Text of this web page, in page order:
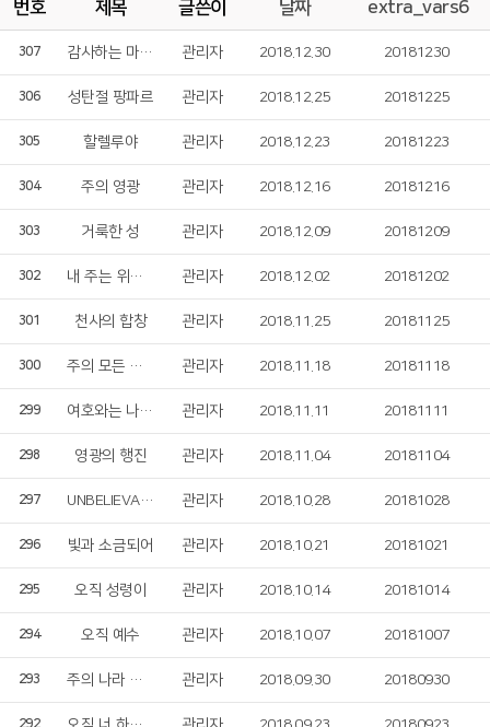
번호 제목 글쓴이 날짜 extra_vars6
307 감사하는 마음 갖게 하소서 관리자 2018.12.30 20181230
306 성탄절 팡파르 관리자 2018.12.25 20181225
305 할렐루야 관리자 2018.12.23 20181223
304 주의 영광 관리자 2018.12.16 20181216
303 거룩한 성 관리자 2018.12.09 20181209
302 내 주는 위대하시도다 관리자 2018.12.02 20181202
301 천사의 합창 관리자 2018.11.25 20181125
300 주의 모든 일에 감사드리며 관리자 2018.11.18 20181118
299 여호와는 나의 빛이요 관리자 2018.11.11 20181111
298 영광의 행진 관리자 2018.11.04 20181104
297 UNBELIEVABLE LOVE 관리자 2018.10.28 20181028
296 빛과 소금되어 관리자 2018.10.21 20181021
295 오직 성령이 관리자 2018.10.14 20181014
294 오직 예수 관리자 2018.10.07 20181007
293 주의 나라 임하소서 관리자 2018.09.30 20180930